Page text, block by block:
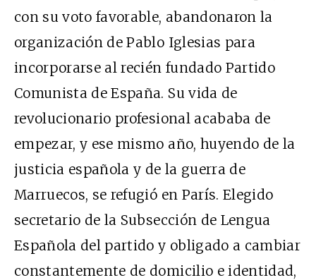
con su voto favorable, abandonaron la
organización de Pablo Iglesias para
incorporarse al recién fundado Partido
Comunista de España. Su vida de
revolucionario profesional acababa de
empezar, y ese mismo año, huyendo de la
justicia española y de la guerra de
Marruecos, se refugió en París. Elegido
secretario de la Subsección de Lengua
Española del partido y obligado a cambiar
constantemente de domicilio e identidad,